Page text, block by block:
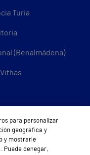
Turia
(Benalmádena)
para personalizar
geográfica y
y mostrarle
Puede denegar,